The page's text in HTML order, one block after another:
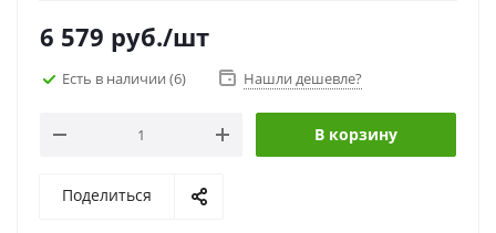
6 579 руб./шт
Есть в наличии (6) Нашли дешевле?
В корзину
Поделиться